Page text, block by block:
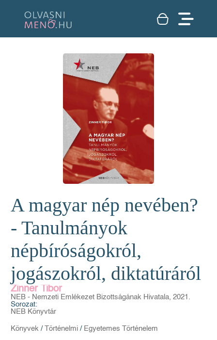
A magyar nép nevében?
- Tanulmányok
népbíróságokról,
jogászokról, diktatúráról
Zinner Tibor
NEB - Nemzeti Emlékezet Bizottságának Hivatala, 2021.
Sorozat:
NEB Könyvtár
Könyvek / Történelmi / Egyetemes Történelem